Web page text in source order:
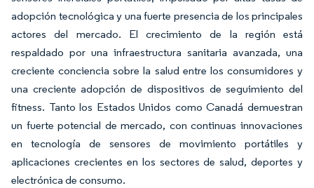
adopción tecnológica y una fuerte presencia de los principales
actores del mercado. El crecimiento de la región está
respaldado por una infraestructura sanitaria avanzada, una
creciente conciencia sobre la salud entre los consumidores y
una creciente adopción de dispositivos de seguimiento del
fitness. Tanto los Estados Unidos como Canadá demuestran
un fuerte potencial de mercado, con continuas innovaciones
en tecnología de sensores de movimiento portátiles y
aplicaciones crecientes en los sectores de salud, deportes y
electrónica de consumo.